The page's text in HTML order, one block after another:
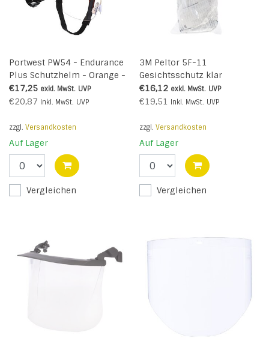
Portwest PW54 - Endurance
Plus Schutzhelm - Orange -
R
€17,25 exkl. MwSt. UVP
€20,87 Inkl. MwSt. UVP
zzgl. Versandkosten
Auf Lager
Vergleichen
3M Peltor 5F-11
Gesichtsschutz klar
€16,12 exkl. MwSt. UVP
€19,51 Inkl. MwSt. UVP
zzgl. Versandkosten
Auf Lager
Vergleichen